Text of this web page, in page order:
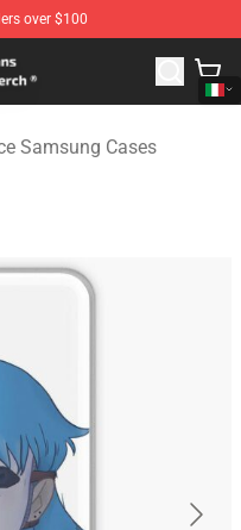
over $100
Face Merchandise Shop
Samsung Cases